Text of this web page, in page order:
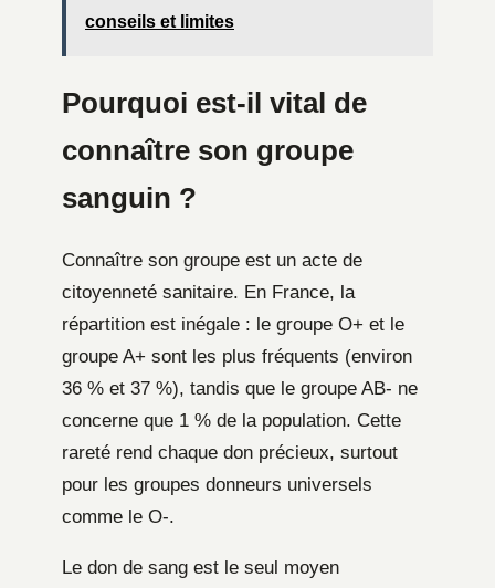
conseils et limites
Pourquoi est-il vital de
connaître son groupe
sanguin ?
Connaître son groupe est un acte de
citoyenneté sanitaire. En France, la
répartition est inégale : le groupe O+ et le
groupe A+ sont les plus fréquents (environ
36 % et 37 %), tandis que le groupe AB- ne
concerne que 1 % de la population. Cette
rareté rend chaque don précieux, surtout
pour les groupes donneurs universels
comme le O-.
Le don de sang est le seul moyen